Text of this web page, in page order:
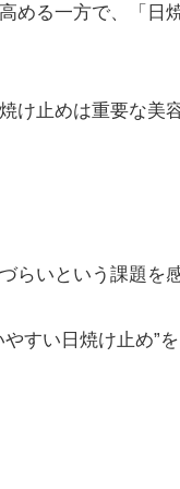
める一方で、「
け止めは重要な美
らいという課題を
すい日焼け止め”